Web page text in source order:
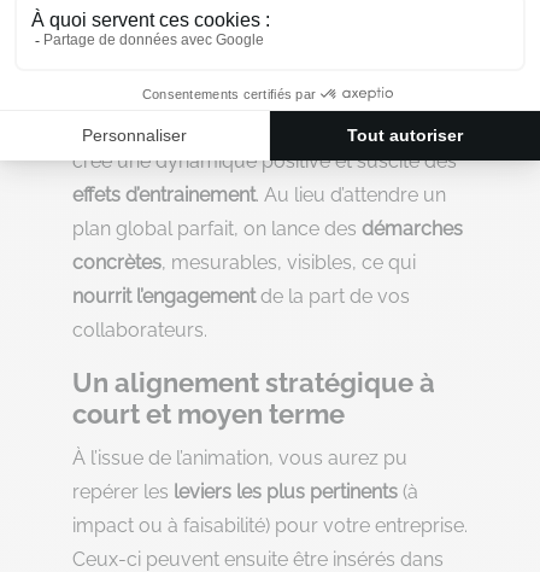
Un effet déclencheur pour
impulser la dynamique RSE
Une fois les premiers petits pas posés, cela
donne de lacrédibilité à votre démarche,
crée une dynamique positive et suscite des
effets d’entrainement. Au lieu d’attendre un
plan global parfait, on lance des démarches
concrètes, mesurables, visibles, ce qui
nourrit l’engagementde la part de vos
collaborateurs.
Un alignement stratégique à
court et moyen terme
À l’issue de l’animation, vous aurez pu
repérer les leviers les plus pertinents (à
impact ou à faisabilité) pour votre entreprise.
Ceux-ci peuvent ensuite être insérés dans